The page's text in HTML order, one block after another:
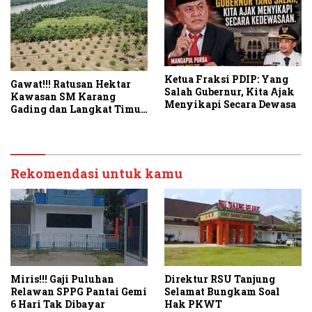
Gawat!!! Ratusan Hektar
Kawasan SM Karang
Gading dan Langkat Timur
Ketua Fraksi PDIP: Yang
Salah Gubernur, Kita Ajak
Menyikapi Secara Dewasa
Rekomendasi untuk kamu
Miris!!! Gaji Puluhan
Relawan SPPG Pantai Gemi
6 Hari Tak Dibayar
Direktur RSU Tanjung
Selamat Bungkam Soal
Hak PKWT